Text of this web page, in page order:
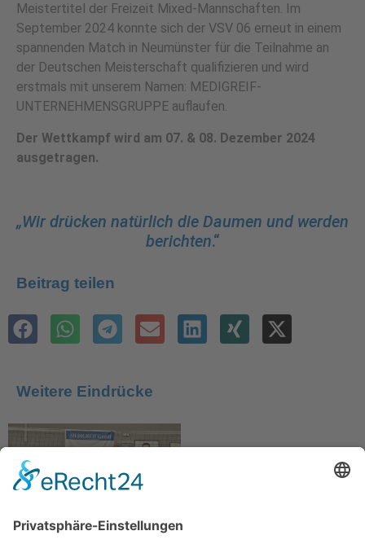
Meistertitel der Freizeit Mixed-Mannschaften. Im
September 2024 konnte sich der VSV 06 erneut in einem
spannenden Match in Neumünster für die Teilnahme an
der Deutschen Meisterschaft qualifizieren und wird
erstmals mit unserem Namen: MEDIGREIF-
UNTERNEHMENSGRUPPE auf­laufen.
Der Wettkampf wird am 07. & 08. De­zember 2024
ausgetragen.
„Wir drücken natürlich die Daumen und wer­den
berichten.“
Beitrag teilen
Weitere Eindrücke